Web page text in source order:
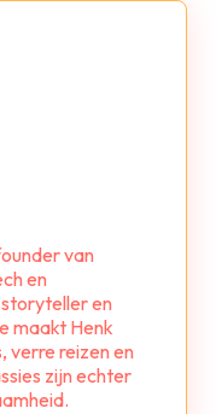
van
en
en
maakt Henk
verre reizen en
zijn echter